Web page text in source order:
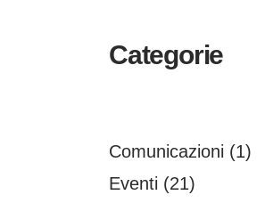
Categorie
Comunicazioni (1)
Eventi (21)